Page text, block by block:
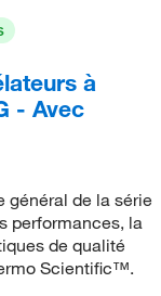
à
- Avec
général de la série
performances, la
de qualité
Scientific™.